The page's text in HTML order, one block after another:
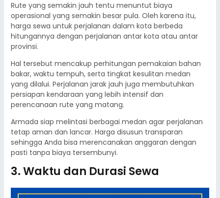
Rute yang semakin jauh tentu menuntut biaya
operasional yang semakin besar pula. Oleh karena itu,
harga sewa untuk perjalanan dalam kota berbeda
hitungannya dengan perjalanan antar kota atau antar
provinsi.
Hal tersebut mencakup perhitungan pemakaian bahan
bakar, waktu tempuh, serta tingkat kesulitan medan
yang dilalui. Perjalanan jarak jauh juga membutuhkan
persiapan kendaraan yang lebih intensif dan
perencanaan rute yang matang.
Armada siap melintasi berbagai medan agar perjalanan
tetap aman dan lancar. Harga disusun transparan
sehingga Anda bisa merencanakan anggaran dengan
pasti tanpa biaya tersembunyi.
3. Waktu dan Durasi Sewa